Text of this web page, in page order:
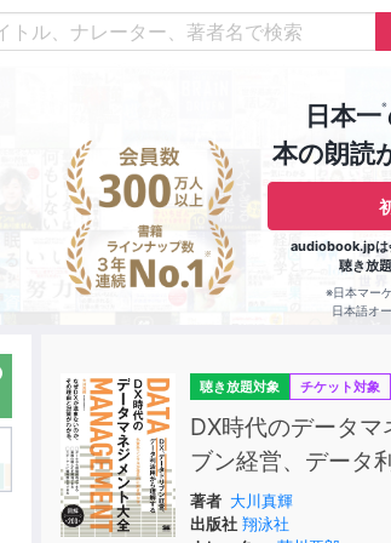
日本一※
本の朗読
audiobook.jpは
聴き放
※日本マー
日本語オ
聴き放題対象 チケット対象
DX時代のデータマ
ブン経営、データ
著者 大川真輝
出版社 翔泳社